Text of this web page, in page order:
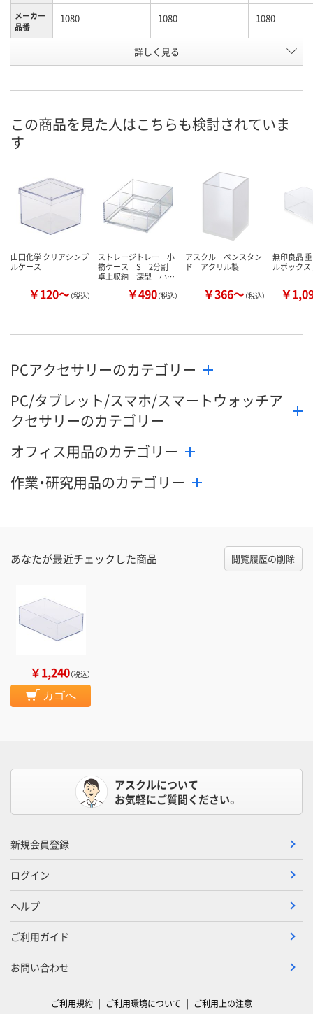
メーカー
品番
1080 1080 1080
AHR4019 AHR3281
カゴへ カゴへ
詳しく見る
この商品を見た人はこちらも検討されていま
す
山田化学 クリアシンプ
ルケース
￥120～（税込）
ストレージトレー 小
物ケース S 2分割
卓上収納 深型 小…
￥490（税込）
アスクル ペンスタン
ド アクリル製
￥366～（税込）
無印良品
ルボック
￥
PCアクセサリーのカテゴリー
PC/タブレット/スマホ/スマートウォッチア
クセサリーのカテゴリー
オフィス用品のカテゴリー
作業・研究用品のカテゴリー
あなたが最近チェックした商品 閲覧履歴の削除
￥1,240（税込）
カゴへ
アスクルについて
お気軽にご質問ください。
新規会員登録
ログイン
ヘルプ
ご利用ガイド
お問い合わせ
ご利用規約 ご利用環境について ご利用上の注意